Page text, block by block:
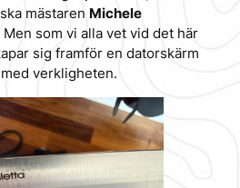
mästaren Michele
Men som vi alla vet vid det här
sig framför en datorskärm
verkligheten.